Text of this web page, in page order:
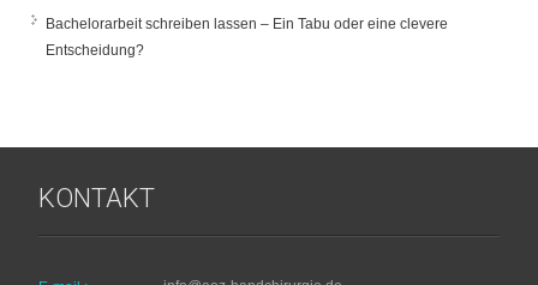
Bachelorarbeit schreiben lassen – Ein Tabu oder eine clevere
Entscheidung?
KONTAKT